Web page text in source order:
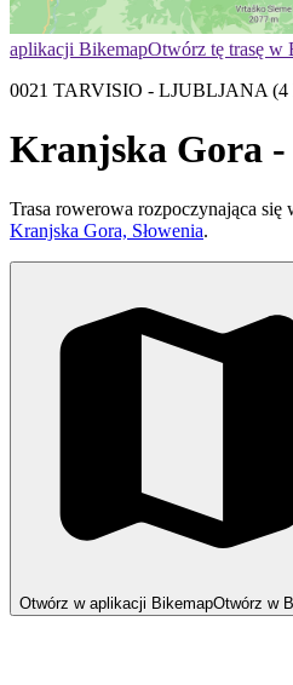
aplikacji BikemapOtwórz tę trasę w
0021 TARVISIO - LJUBLJANA (4
Kranjska Gora
Trasa rowerowa rozpoczynająca się
Kranjska Gora, Słowenia.
Otwórz w aplikacji BikemapOtwórz w